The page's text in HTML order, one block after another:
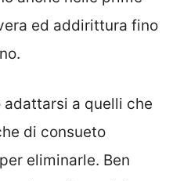
ed addirittura fino
a quelli che
di consueto
eliminarle. Ben